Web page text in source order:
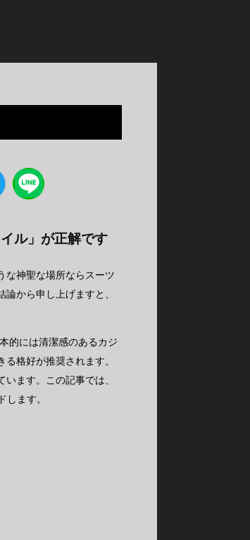
ル」が正解です
な神聖な場所ならスーツ
から申し上げますと、
的には清潔感のあるカジ
格好が推奨されます。
ます。この記事では、
ます。